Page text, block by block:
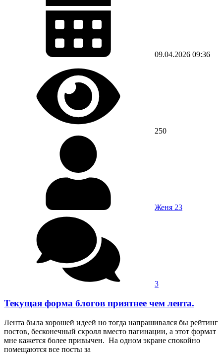
09.04.2026 09:36
250
Женя 23
3
Текущая форма блогов приятнее чем лента.
Лента была хорошей идеей но тогда напрашивался бы рейтинг
постов, бесконечный скролл вместо пагинации, а этот формат
мне кажется более привычен. На одном экране спокойно
помещаются все посты за